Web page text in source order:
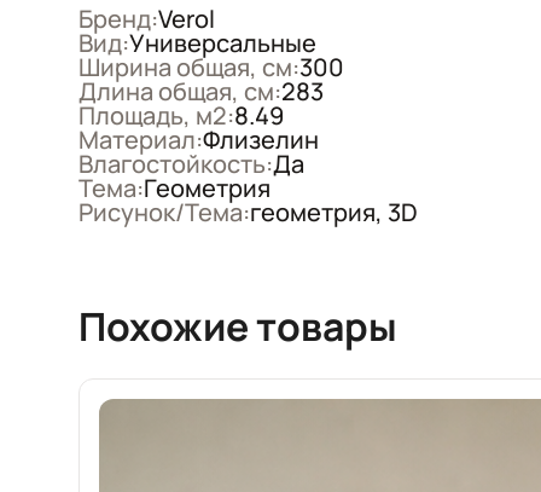
Бренд:Verol
Вид:Универсальные
Ширина общая, см:300
Длина общая, см:283
Площадь, м2:8.49
Материал:Флизелин
Влагостойкость:Да
Тема:Геометрия
Рисунок/Тема:геометрия, 3D
Похожие товары